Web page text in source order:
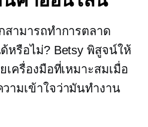
สามารถทำการตลาด
รือไม่? Betsy พิสูจน์ให้
เครื่องมือที่เหมาะสมเมื่อ
ามเข้าใจว่ามันทำงาน